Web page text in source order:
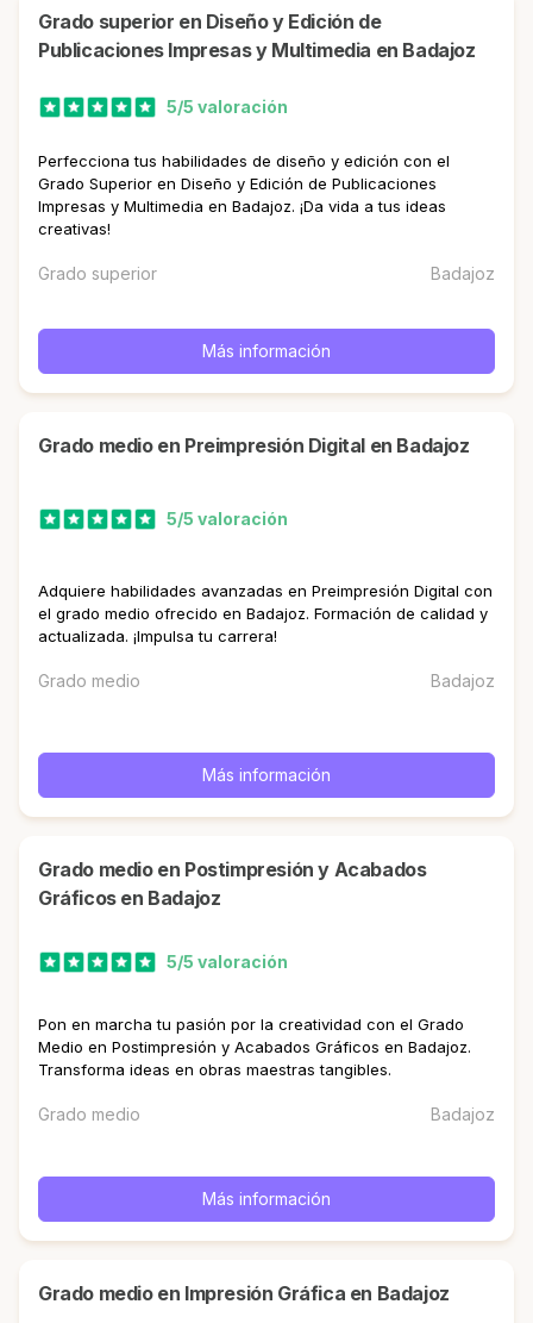
Grado superior en Diseño y Edición de
Publicaciones Impresas y Multimedia en Badajoz
5/5 valoración
Perfecciona tus habilidades de diseño y edición con el
Grado Superior en Diseño y Edición de Publicaciones
Impresas y Multimedia en Badajoz. ¡Da vida a tus ideas
creativas!
Grado superior Badajoz
Más información
Grado medio en Preimpresión Digital en Badajoz
5/5 valoración
Adquiere habilidades avanzadas en Preimpresión Digital con
el grado medio ofrecido en Badajoz. Formación de calidad y
actualizada. ¡Impulsa tu carrera!
Grado medio Badajoz
Más información
Grado medio en Postimpresión y Acabados
Gráficos en Badajoz
5/5 valoración
Pon en marcha tu pasión por la creatividad con el Grado
Medio en Postimpresión y Acabados Gráficos en Badajoz.
Transforma ideas en obras maestras tangibles.
Grado medio Badajoz
Más información
Grado medio en Impresión Gráfica en Badajoz